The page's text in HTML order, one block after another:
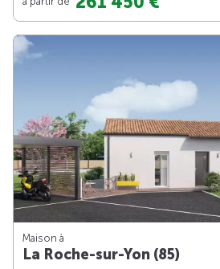
Maison à
La Roche-sur-Yon (85)